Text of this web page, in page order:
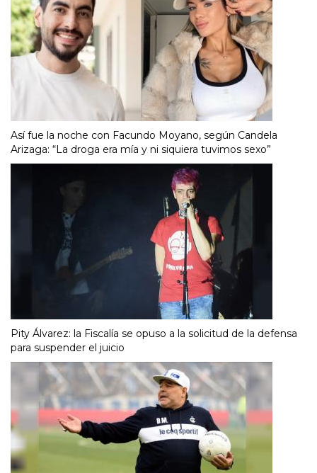
Así fue la noche con Facundo Moyano, según Candela
Arizaga: “La droga era mía y ni siquiera tuvimos sexo”
Pity Álvarez: la Fiscalía se opuso a la solicitud de la defensa
para suspender el juicio